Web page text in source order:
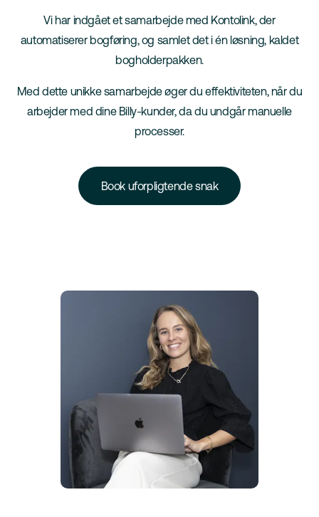
Vi har indgået et samarbejde med Kontolink, der
automatiserer bogføring, og samlet det i én løsning, kaldet
bogholderpakken.
Med dette unikke samarbejde øger du effektiviteten, når du
arbejder med dine Billy-kunder, da du undgår manuelle
processer.
Book uforpligtende snak